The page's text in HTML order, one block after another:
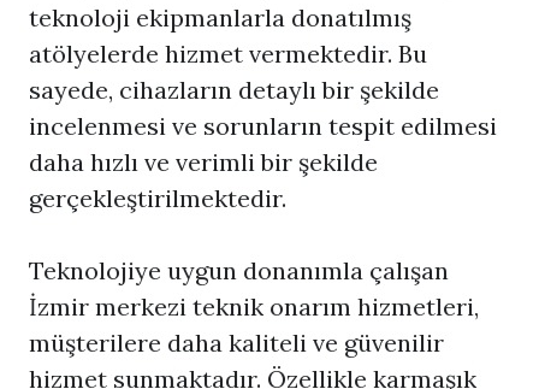
teknoloji ekipmanlarla donatılmış
atölyelerde hizmet vermektedir. Bu
sayede, cihazların detaylı bir şekilde
incelenmesi ve sorunların tespit edilmesi
daha hızlı ve verimli bir şekilde
gerçekleştirilmektedir.
Teknolojiye uygun donanımla çalışan
İzmir merkezi teknik onarım hizmetleri,
müşterilere daha kaliteli ve güvenilir
hizmet sunmaktadır. Özellikle karmaşık